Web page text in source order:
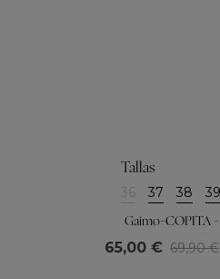
Tallas
36 37 38 39
Gaimo-COPITA -
65,00 € 69,90 €